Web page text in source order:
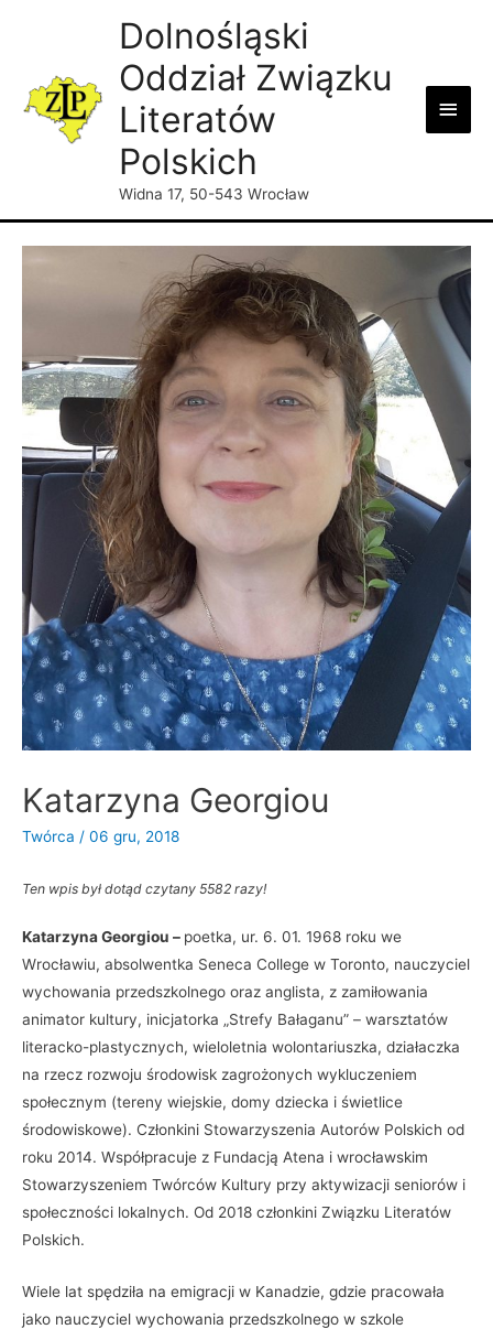
Dolnośląski
Oddział Związku
Literatów
Polskich
Widna 17, 50-543 Wrocław
Main
Katarzyna Georgiou
Twórca / 06 gru, 2018
Ten wpis był dotąd czytany 5582 razy!
Katarzyna Georgiou – poetka, ur. 6. 01. 1968 roku we
Wrocławiu, absolwentka Seneca College w Toronto, nauczyciel
wychowania przedszkolnego oraz anglista, z zamiłowania
animator kultury, inicjatorka „Strefy Bałaganu” – warsztatów
literacko-plastycznych, wieloletnia wolontariuszka, działaczka
na rzecz rozwoju środowisk zagrożonych wykluczeniem
społecznym (tereny wiejskie, domy dziecka i świetlice
środowiskowe). Członkini Stowarzyszenia Autorów Polskich od
roku 2014. Współpracuje z Fundacją Atena i wrocławskim
Stowarzyszeniem Twórców Kultury przy aktywizacji seniorów i
społeczności lokalnych. Od 2018 członkini Związku Literatów
Polskich.
Wiele lat spędziła na emigracji w Kanadzie, gdzie pracowała
jako nauczyciel wychowania przedszkolnego w szkole